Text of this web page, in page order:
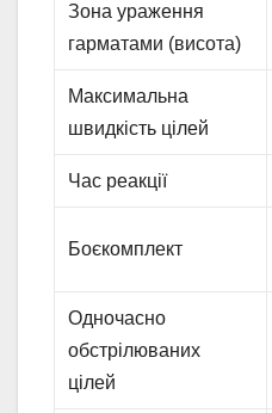
Зона ураження
гарматами (висота)
Максимальна
швидкість цілей
Час реакції
Боєкомплект
Одночасно
обстрілюваних
цілей